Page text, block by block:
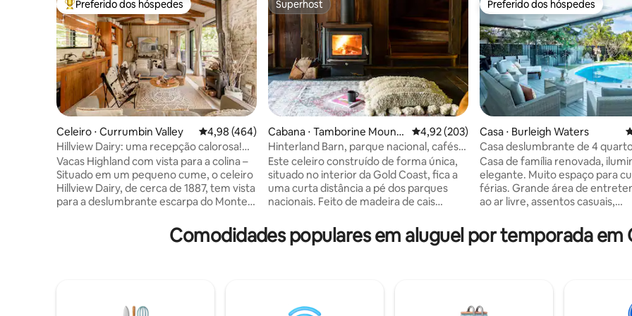
Entre os melhores preferidos dos hóspedes
Preferido dos hóspedes
Celeiro ⋅ Currumbin Valley 4,98 de uma avaliação média de 5, 464 avaliações
4,98 (464)
Hillview Dairy: uma recepção calorosa!
Vacas da fazenda Highland
Vacas Highland com vista para a colina –
Situado em um pequeno cume, o celeiro
Hillview Dairy, de cerca de 1887, tem vista
para a deslumbrante escarpa do Monte
para a paisagem agrícola do vale. 🐮
Vacas e bezerros todos os dias 🐴
GCCC PCA/2023/228 Ao longo de cem
Superhost
Superhost
Cabana ⋅ Tamborine Mounta
in
4,92 de uma avaliação média de 5, 203
4,92 (203)
Hinterland Barn, parque nacional, cafés,
restaurantes
Este celeiro construído de forma única,
situado no interior da Gold Coast, fica a
uma curta distância a pé dos parques
nacionais. Feito de madeira de cais
fazenda de 18 acres assolada por
gramados verdes. Uma cama king com
estar, escritório e cama autoinflável
Preferido dos hóspedes
Preferido dos hóspedes
Casa ⋅ Burleigh Waters
Casa deslumbrante de 4
localização ideal
Casa de família renovada,
elegante. Muito espaço para
férias. Grande área de
ao ar livre, assentos casuais,
da piscina cintilante. Fantástico
interno-externo. 3 quartos
populares. A 5 minutos da
Burleigh Heads e tudo o que
Comodidades populares em aluguel por temporada em